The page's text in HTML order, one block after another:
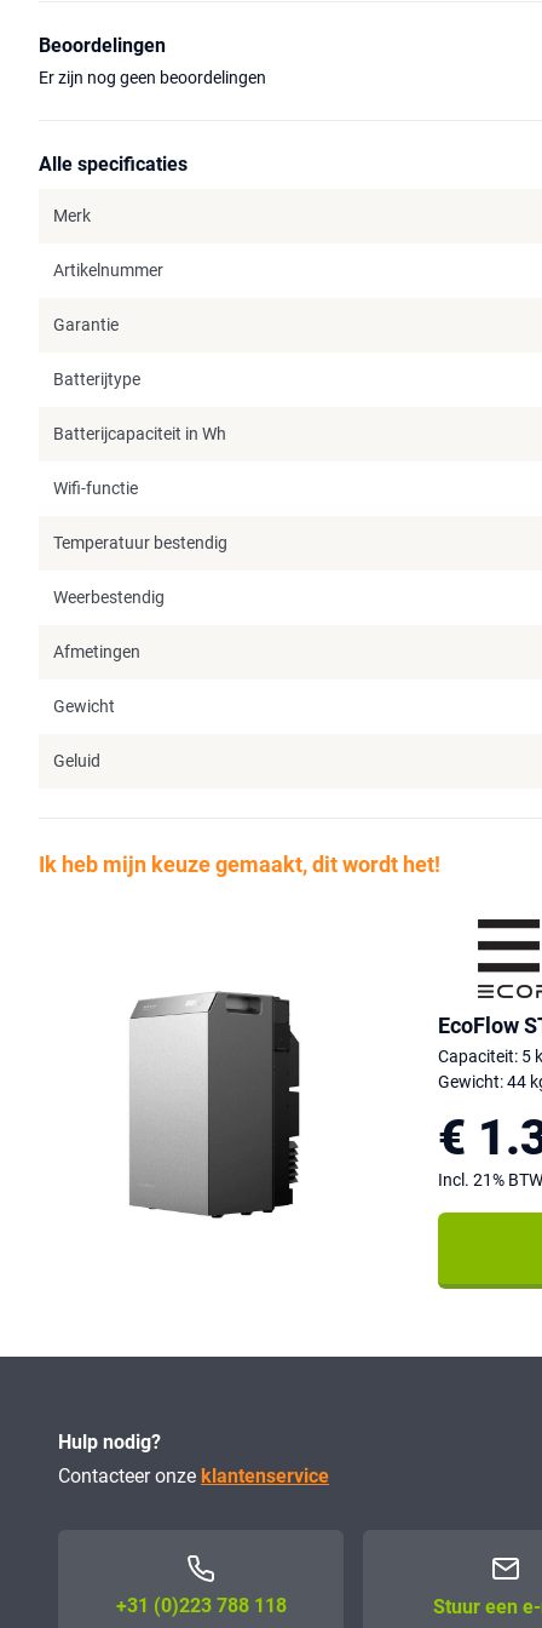
Beoordelingen
Er zijn nog geen beoordelingen
Alle specificaties
Merk
Artikelnummer
Garantie
Batterijtype
Batterijcapaciteit in Wh
Wifi-functie
Temperatuur bestendig
Weerbestendig
Afmetingen
Gewicht
Geluid
Ik heb mijn keuze gemaakt, dit wordt het!
EcoFlow
Capaciteit: 5
Gewicht: 44
€
Incl. 21% BTW
Hulp nodig?
Contacteer onze klantenservice
+31 (0)223 788 118 Stuur een